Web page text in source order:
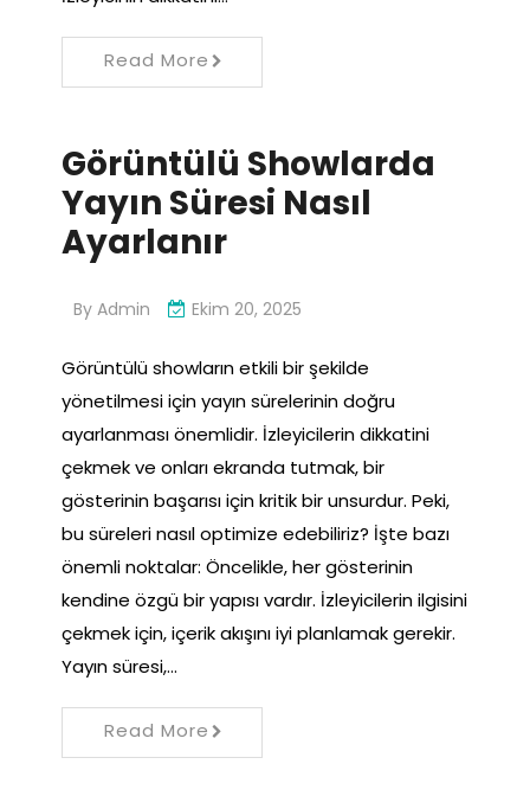
Read More
Görüntülü Showlarda
Yayın Süresi Nasıl
Ayarlanır
By Admin Ekim 20, 2025
Görüntülü showların etkili bir şekilde
yönetilmesi için yayın sürelerinin doğru
ayarlanması önemlidir. İzleyicilerin dikkatini
çekmek ve onları ekranda tutmak, bir
gösterinin başarısı için kritik bir unsurdur. Peki,
bu süreleri nasıl optimize edebiliriz? İşte bazı
önemli noktalar: Öncelikle, her gösterinin
kendine özgü bir yapısı vardır. İzleyicilerin ilgisini
çekmek için, içerik akışını iyi planlamak gerekir.
Yayın süresi,…
Read More